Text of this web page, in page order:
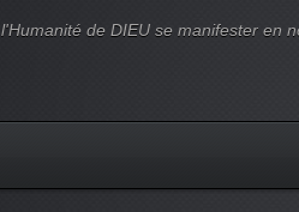
l'Humanité de DIEU se manifester en